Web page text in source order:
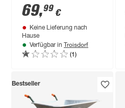
Polypropylen 100 l
69,99 €
Keine Lieferung nach
Hause
Verfügbar in Troisdorf
(1)
Bestseller